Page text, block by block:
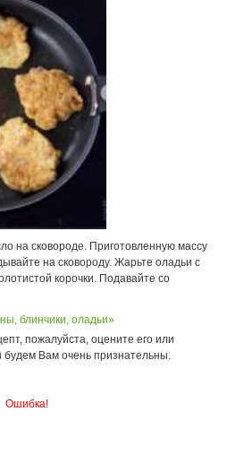
на сковороде. Приготовленную массу
на сковороду. Жарьте оладьи с
корочки. Подавайте со
блинчики, оладьи»
пожалуйста, оцените его или
Вам очень признательны.
Ошибка!